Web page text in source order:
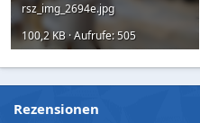
rsz_img_2694e.jpg
100,2 KB · Aufrufe: 505
Rezensionen